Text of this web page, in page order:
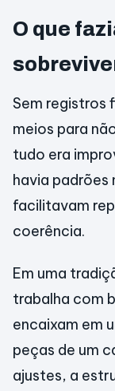
O que
Sem registros
meios para
tudo era
havia padrões
facilitavam
coerência.
Em uma
trabalha com
encaixam em
peças de um
ajustes, a